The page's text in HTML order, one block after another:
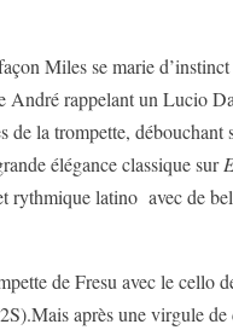
Miles se marie
André rappelant un Lucio
de la trompette,
élégance classique sur
rythmique latino avec de
de Fresu avec le
après une virgule